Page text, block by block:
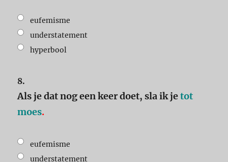
eufemisme
understatement
hyperbool
8.
Als je dat nog een keer doet, sla ik jetot
moes.
eufemisme
understatement